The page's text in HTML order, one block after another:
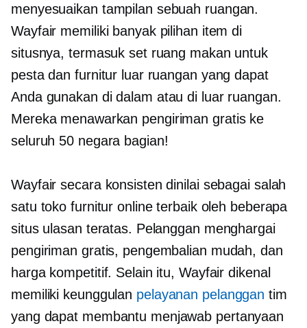
menyesuaikan tampilan sebuah ruangan.
Wayfair memiliki banyak pilihan item di
situsnya, termasuk set ruang makan untuk
pesta dan furnitur luar ruangan yang dapat
Anda gunakan di dalam atau di luar ruangan.
Mereka menawarkan pengiriman gratis ke
seluruh 50 negara bagian!
Wayfair secara konsisten dinilai sebagai salah
satu toko furnitur online terbaik oleh beberapa
situs ulasan teratas. Pelanggan menghargai
pengiriman gratis, pengembalian mudah, dan
harga kompetitif. Selain itu, Wayfair dikenal
memiliki keunggulan pelayanan pelanggan tim
yang dapat membantu menjawab pertanyaan